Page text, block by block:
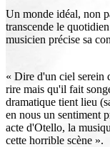
Un monde idéal, non
transcende le
musicien précise sa
« Dire d'un ciel serein
rire mais qu'il fait
dramatique tient lieu
en nous un sentiment
acte d'Otello, la
cette horrible scène ».